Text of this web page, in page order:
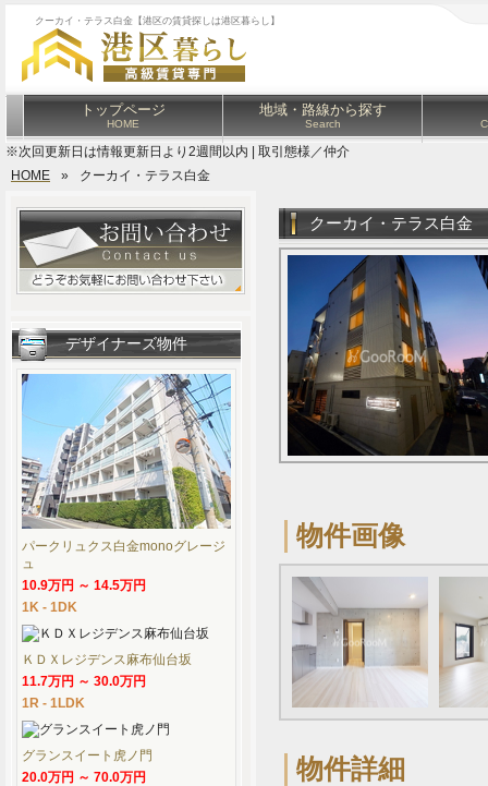
クーカイ・テラス白金【港区の賃貸探しは港区暮らし】
トップページ
HOME
地域・路線から探す
Search
※次回更新日は情報更新日より2週間以内 | 取引態様／仲介
HOME
» クーカイ・テラス白金
クーカイ・テラス白金
物件画像
物件詳細
デザイナーズ物件
パークリュクス白金monoグレージ
ュ
10.9万円 ～ 14.5万円
1K - 1DK
ＫＤＸレジデンス麻布仙台坂
11.7万円 ～ 30.0万円
1R - 1LDK
グランスイート虎ノ門
20.0万円 ～ 70.0万円